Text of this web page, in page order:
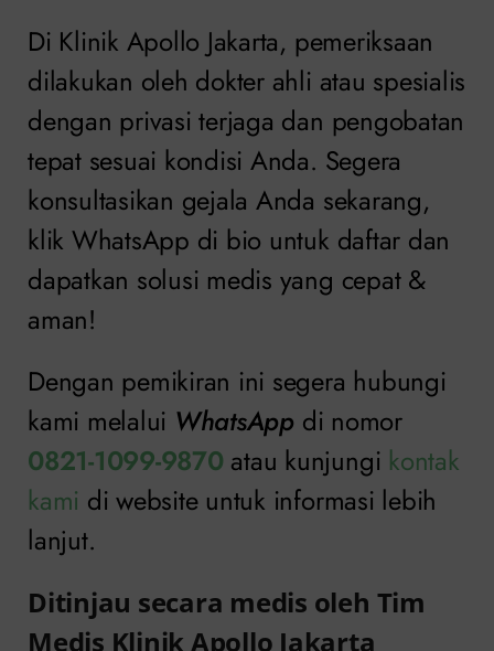
Di Klinik Apollo Jakarta, pemeriksaan
dilakukan oleh dokter ahli atau spesialis
dengan privasi terjaga dan pengobatan
tepat sesuai kondisi Anda. Segera
konsultasikan gejala Anda sekarang,
klik WhatsApp di bio untuk daftar dan
dapatkan solusi medis yang cepat &
aman!
Dengan pemikiran ini segera hubungi
kami melalui WhatsApp di nomor
0821-1099-9870 atau kunjungi kontak
kami di website untuk informasi lebih
lanjut.
Ditinjau secara medis oleh Tim
Medis Klinik Apollo Jakarta